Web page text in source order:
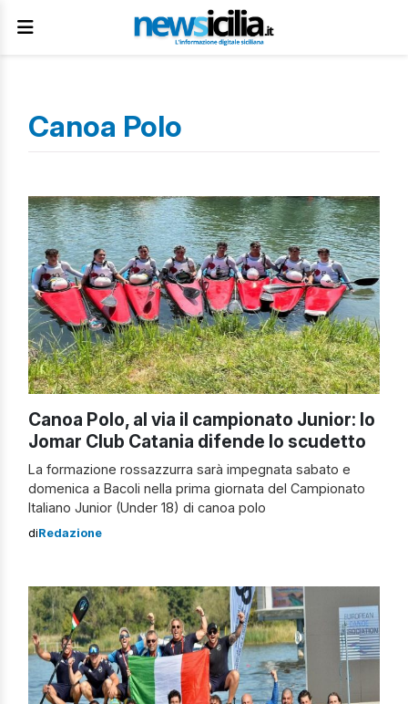
Canoa Polo
Canoa Polo, al via il campionato Junior: lo
Jomar Club Catania difende lo scudetto
La formazione rossazzurra sarà impegnata sabato e
domenica a Bacoli nella prima giornata del Campionato
Italiano Junior (Under 18) di canoa polo
diRedazione